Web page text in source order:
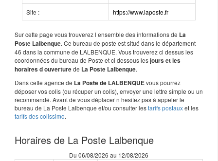
Site : https://www.laposte.fr
Sur cette page vous trouverez l ensemble des informations de La
Poste Lalbenque. Ce bureau de poste est situé dans le département
46 dans la commune de LALBENQUE. Vous trouverez ci dessus les
coordonnées du bureau de Poste et ci dessous lesjours et les
horaires d ouverturede La Poste Lalbenque.
Dans cette agence de La Poste de LALBENQUEvous pourrez
déposer vos colis (ou récuper un colis), envoyer une lettre simple ou un
recommandé. Avant de vous déplacer n hesitez pas à appeler le
bureau de La Poste Lalbenque et/ou consulter lestarifs postauxet les
tarifs des colissimo.
Horaires de La Poste Lalbenque
Du 06/08/2026 au 12/08/2026